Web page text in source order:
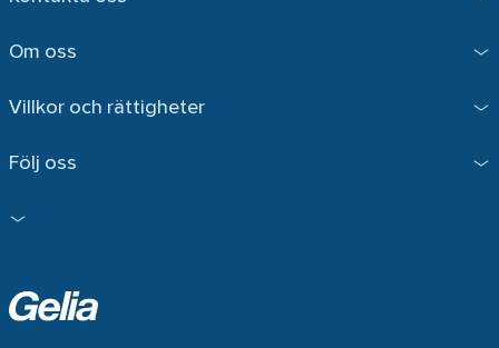
Om oss
Villkor och rättigheter
Följ oss